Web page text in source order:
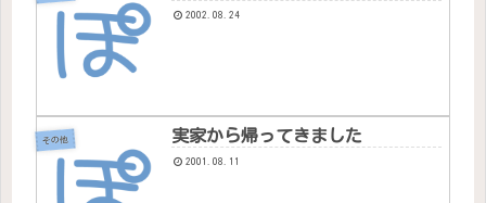
2002.08.24
その他 実家から帰ってきました
2001.08.11